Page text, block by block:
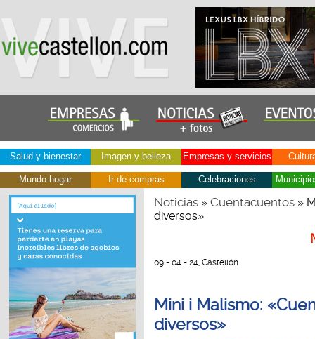
Salud y bienestar Imagen y belleza Empresas y servicios
Mundo hogar Ir de compras Celebraciones
Noticias» Cuentacuentos»
diversos»
09 - 04 - 24, Castellón
Mini i Malismo:
diversos»